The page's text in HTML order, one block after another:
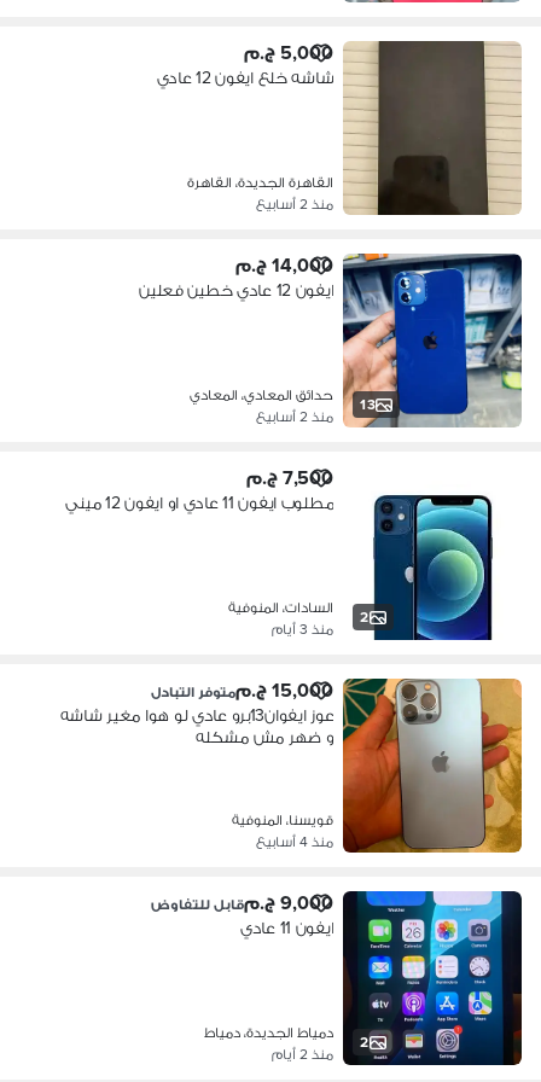
5,000 ج.م
شاشه خلع ايفون 12 عادي
القاهرة الجديدة، القاهرة
منذ 2 أسابيع
13
14,000 ج.م
ايفون 12 عادي خطين فعلين
حدائق المعادي، المعادي
منذ 2 أسابيع
2
7,500 ج.م
مطلوب ايفون 11 عادي او ايفون 12 ميني
السادات، المنوفية
منذ 3 أيام
15,000 ج.م متوفر التبادل
عوز ايفوان13برو عادي لو هوا مغير شاشه
و ضهر مش مشكله
قويسنا، المنوفية
منذ 4 أسابيع
2
9,000 ج.م قابل للتفاوض
ايفون 11 عادي
دمياط الجديدة، دمياط
منذ 2 أيام